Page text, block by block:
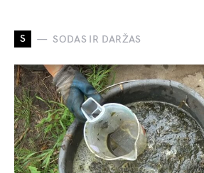
S SODAS IR DARŽAS